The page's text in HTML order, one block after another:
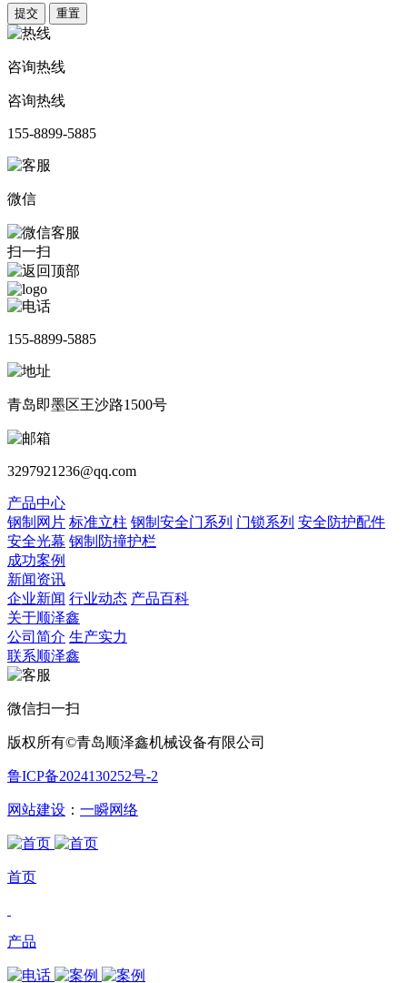
提交 重置
咨询热线
咨询热线
155-8899-5885
微信
扫一扫
155-8899-5885
青岛即墨区王沙路1500号
3297921236@qq.com
产品中心
钢制网片 标准立柱 钢制安全门系列 门锁系列 安全防护配件
安全光幕 钢制防撞护栏
成功案例
新闻资讯
企业新闻 行业动态 产品百科
关于顺泽鑫
公司简介 生产实力
联系顺泽鑫
微信扫一扫
版权所有©青岛顺泽鑫机械设备有限公司
鲁ICP备2024130252号-2
网站建设 ： 一瞬网络
首页
产品